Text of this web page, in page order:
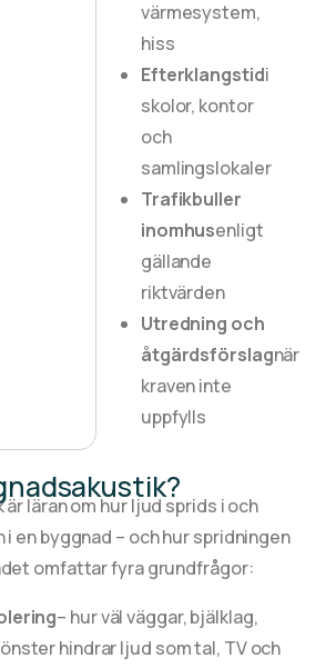
värmesystem,
hiss
Efterklangstidi
skolor, kontor
och
samlingslokaler
Trafikbuller
inomhusenligt
gällande
riktvärden
Utredning och
åtgärdsförslagnär
kraven inte
uppfylls
läran om hur ljud sprids i och
en byggnad – och hur spridningen
omfattar fyra grundfrågor:
– hur väl väggar, bjälklag,
hindrar ljud som tal, TV och